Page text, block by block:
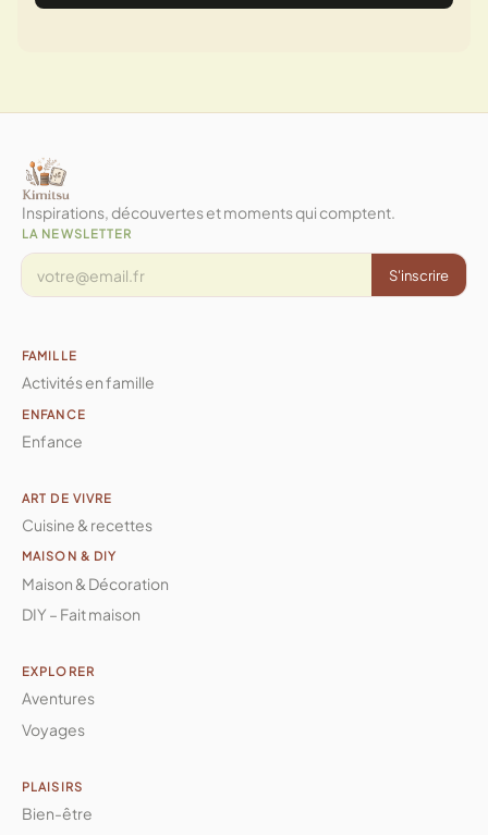
Inspirations, découvertes et moments qui comptent.
LA NEWSLETTER
S'inscrire
FAMILLE
Activités en famille
ENFANCE
Enfance
ART DE VIVRE
Cuisine & recettes
MAISON & DIY
Maison & Décoration
DIY – Fait maison
EXPLORER
Aventures
Voyages
PLAISIRS
Bien-être